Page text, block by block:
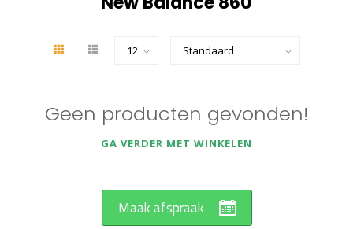
Geen producten gevonden!
GA VERDER MET WINKELEN
Maak afspraak